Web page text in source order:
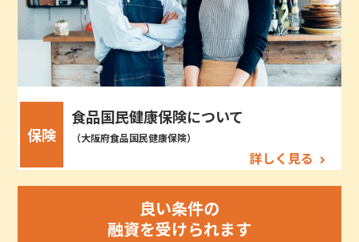
保険
食品国民健康保険について
（大阪府食品国民健康保険）
詳しく見る
良い条件の
融資を受けられます